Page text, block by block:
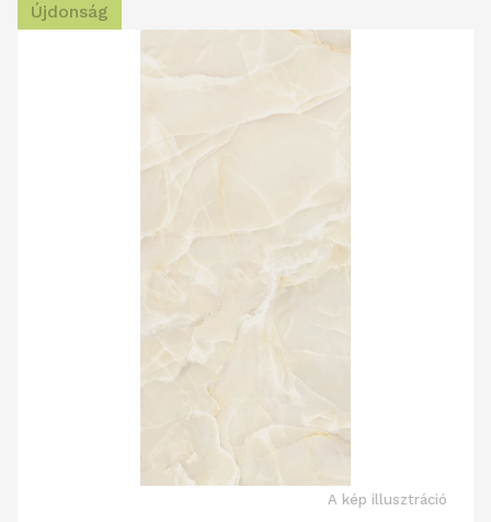
Újdonság
A kép illusztráció